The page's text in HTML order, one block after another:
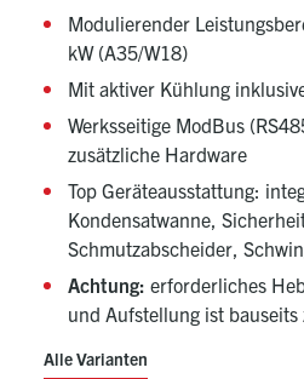
Modulierender
kW (A35/W18)
Mit aktiver Kühlung
Werksseitige ModBus
zusätzliche Hardware
Top Geräteausstattung:
Kondensatwanne,
Schmutzabscheider,
Achtung: erforderliches
und Aufstellung ist bauseits
Alle Varianten